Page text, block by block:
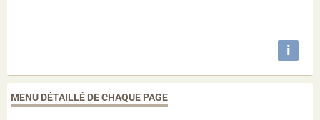
i
MENU DÉTAILLÉ DE CHAQUE PAGE